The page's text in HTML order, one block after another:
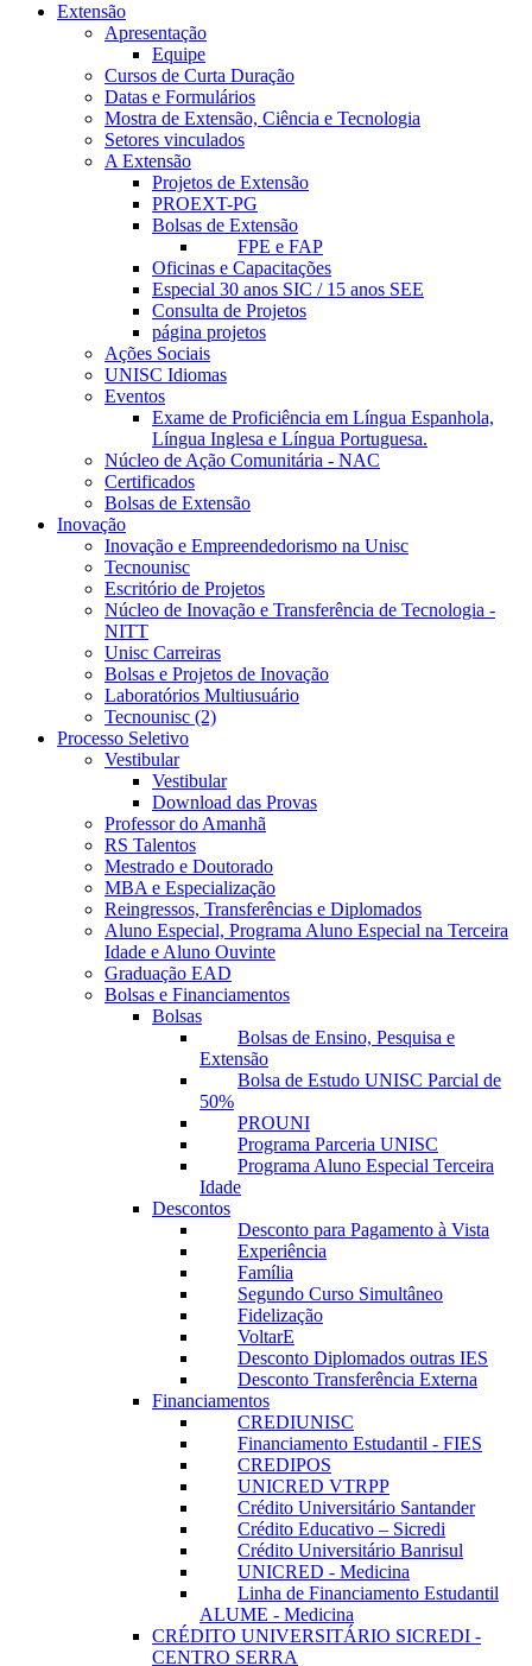
Extensão
Apresentação
Equipe
Cursos de Curta Duração
Datas e Formulários
Mostra de Extensão, Ciência e Tecnologia
Setores vinculados
A Extensão
Projetos de Extensão
PROEXT-PG
Bolsas de Extensão
FPE e FAP
Oficinas e Capacitações
Especial 30 anos SIC / 15 anos SEE
Consulta de Projetos
página projetos
Ações Sociais
UNISC Idiomas
Eventos
Exame de Proficiência em Língua Espanhola,
Língua Inglesa e Língua Portuguesa.
Núcleo de Ação Comunitária - NAC
Certificados
Bolsas de Extensão
Inovação
Inovação e Empreendedorismo na Unisc
Tecnounisc
Escritório de Projetos
Núcleo de Inovação e Transferência de Tecnologia -
NITT
Unisc Carreiras
Bolsas e Projetos de Inovação
Laboratórios Multiusuário
Tecnounisc (2)
Processo Seletivo
Vestibular
Vestibular
Download das Provas
Professor do Amanhã
RS Talentos
Mestrado e Doutorado
MBA e Especialização
Reingressos, Transferências e Diplomados
Aluno Especial, Programa Aluno Especial na Terceira
Idade e Aluno Ouvinte
Graduação EAD
Bolsas e Financiamentos
Bolsas
Bolsas de Ensino, Pesquisa e
Extensão
Bolsa de Estudo UNISC Parcial de
50%
PROUNI
Programa Parceria UNISC
Programa Aluno Especial Terceira
Idade
Descontos
Desconto para Pagamento à Vista
Experiência
Família
Segundo Curso Simultâneo
Fidelização
VoltarE
Desconto Diplomados outras IES
Desconto Transferência Externa
Financiamentos
CREDIUNISC
Financiamento Estudantil - FIES
CREDIPOS
UNICRED VTRPP
Crédito Universitário Santander
Crédito Educativo – Sicredi
Crédito Universitário Banrisul
UNICRED - Medicina
Linha de Financiamento Estudantil
ALUME - Medicina
CRÉDITO UNIVERSITÁRIO SICREDI -
CENTRO SERRA